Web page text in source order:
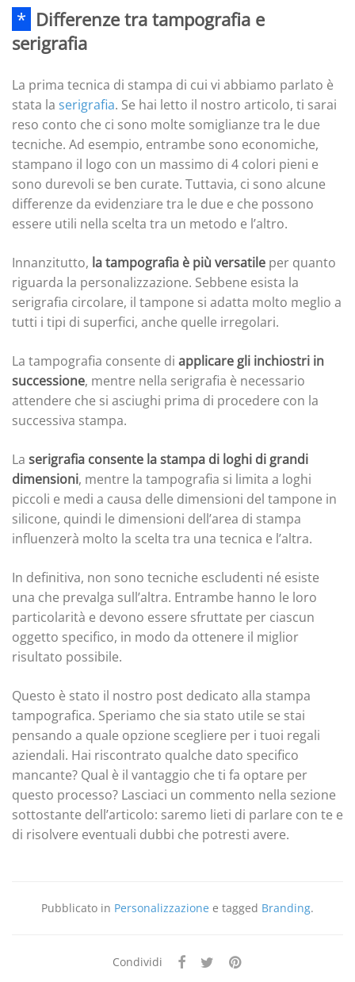
* Differenze tra tampografia e
serigrafia
La prima tecnica di stampa di cui vi abbiamo parlato è
stata la serigrafia. Se hai letto il nostro articolo, ti sarai
reso conto che ci sono molte somiglianze tra le due
tecniche. Ad esempio, entrambe sono economiche,
stampano il logo con un massimo di 4 colori pieni e
sono durevoli se ben curate. Tuttavia, ci sono alcune
differenze da evidenziare tra le due e che possono
essere utili nella scelta tra un metodo e l’altro.
Innanzitutto, la tampografia è più versatile per quanto
riguarda la personalizzazione. Sebbene esista la
serigrafia circolare, il tampone si adatta molto meglio a
tutti i tipi di superfici, anche quelle irregolari.
La tampografia consente di applicare gli inchiostri in
successione, mentre nella serigrafia è necessario
attendere che si asciughi prima di procedere con la
successiva stampa.
La serigrafia consente la stampa di loghi di grandi
dimensioni, mentre la tampografia si limita a loghi
piccoli e medi a causa delle dimensioni del tampone in
silicone, quindi le dimensioni dell’area di stampa
influenzerà molto la scelta tra una tecnica e l’altra.
In definitiva, non sono tecniche escludenti né esiste
una che prevalga sull’altra. Entrambe hanno le loro
particolarità e devono essere sfruttate per ciascun
oggetto specifico, in modo da ottenere il miglior
risultato possibile.
Questo è stato il nostro post dedicato alla stampa
tampografica. Speriamo che sia stato utile se stai
pensando a quale opzione scegliere per i tuoi regali
aziendali. Hai riscontrato qualche dato specifico
mancante? Qual è il vantaggio che ti fa optare per
questo processo? Lasciaci un commento nella sezione
sottostante dell’articolo: saremo lieti di parlare con te e
di risolvere eventuali dubbi che potresti avere.
Pubblicato in Personalizzazione e tagged Branding.
Condividi